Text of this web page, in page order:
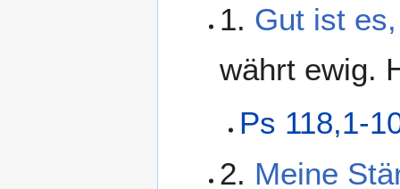
1. Gut ist
währt ewig.
Ps 118,1-
2. Meine